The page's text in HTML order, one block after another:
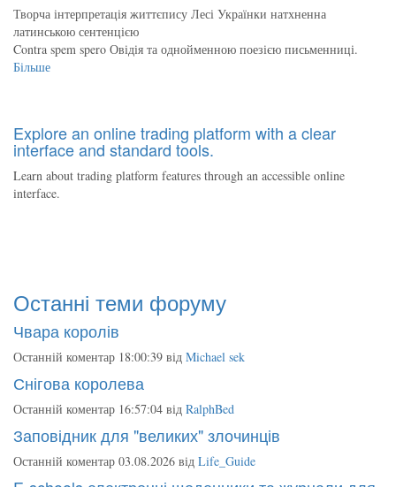
Творча інтерпретація життєпису Лесі Українки натхненна
латинською сентенцією
Contra spem spero Овідія та однойменною поезією письменниці.
Більше
Explore an online trading platform with a clear
interface and standard tools.
Learn about trading platform features through an accessible online
interface.
Останні теми форуму
Чвара королів
Останній коментар 18:00:39 від Michael sek
Снігова королева
Останній коментар 16:57:04 від RalphBed
Заповідник для "великих" злочинців
Останній коментар 03.08.2026 від Life_Guide